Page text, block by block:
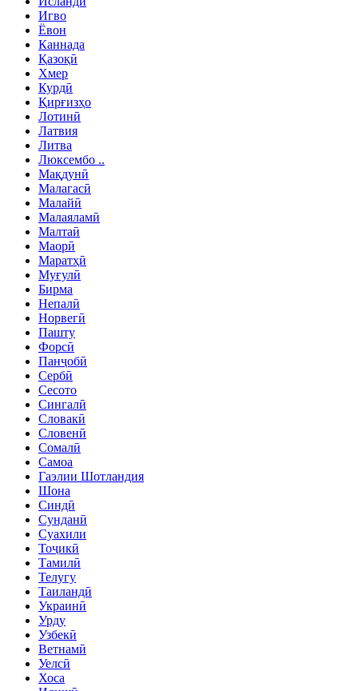
Игво
Ёвон
Каннада
Қазоқӣ
Хмер
Курдӣ
Қирғизҳо
Лотинӣ
Латвия
Литва
Люксембо ..
Мақдунӣ
Малагасӣ
Малайӣ
Малаяламӣ
Малтаӣ
Маорӣ
Маратҳӣ
Муғулӣ
Бирма
Непалӣ
Норвегӣ
Пашту
Форсӣ
Панҷобӣ
Сербӣ
Сесото
Сингалӣ
Словакӣ
Словенӣ
Сомалӣ
Самоа
Гаэлии Шотландия
Шона
Синдӣ
Сунданӣ
Суахили
Тоҷикӣ
Тамилӣ
Телугу
Таиландӣ
Украинӣ
Урду
Узбекӣ
Ветнамӣ
Уелсӣ
Хоса